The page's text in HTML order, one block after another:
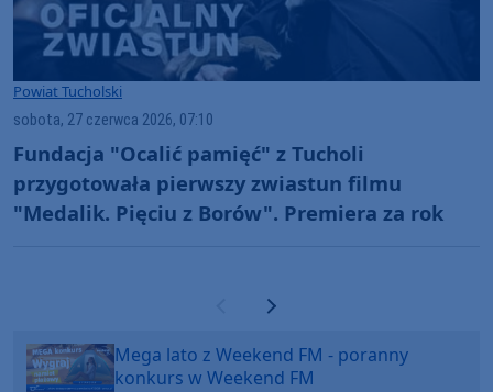
Powiat Tucholski
sobota, 27 czerwca 2026, 07:10
Fundacja "Ocalić pamięć" z Tucholi
przygotowała pierwszy zwiastun filmu
"Medalik. Pięciu z Borów". Premiera za rok
Poprzednia strona
Następna strona
Mega lato z Weekend FM - poranny
konkurs w Weekend FM